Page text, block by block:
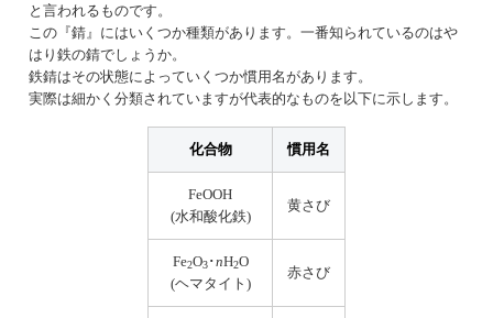
と言われるものです。
この『錆』にはいくつか種類があります。一番知られているのはや
はり鉄の錆でしょうか。
鉄錆はその状態によっていくつか慣用名があります。
実際は細かく分類されていますが代表的なものを以下に示します。
化合物 慣用名
FeOOH
(水和酸化鉄)
黄さび
Fe2O3･nH2O
(ヘマタイト)
赤さび